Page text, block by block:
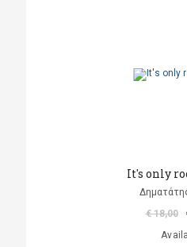
It's only
€ 18,00